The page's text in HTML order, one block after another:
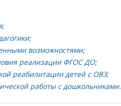
возможностями;
реализации ФГОС ДО;
реабилитации детей с ОВЗ;
работы с дошкольниками.